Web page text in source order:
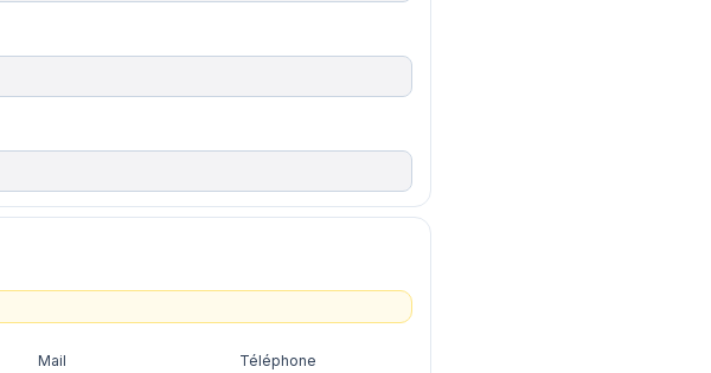
Mail Téléphone